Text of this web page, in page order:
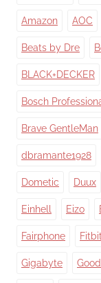
Amazon AOC
Beats by Dre
BLACK+DECKER
Bosch
Brave GentleMan
dbramante1928
Dometic Duux
Einhell Eizo
Fairphone Fitbit
Gigabyte